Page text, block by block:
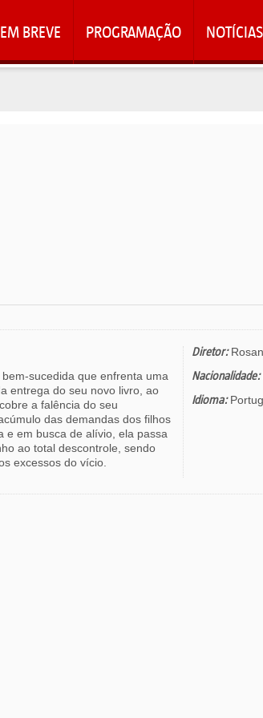
EM BREVE PROGRAMAÇÃO NOTÍCIAS
sucedida que enfrenta uma
entrega do seu novo livro, ao
a falência do seu
das demandas dos filhos
e em busca de alívio, ela passa
ao total descontrole, sendo
excessos do vício.
Diretor:
Nacionalidade:
Idioma: